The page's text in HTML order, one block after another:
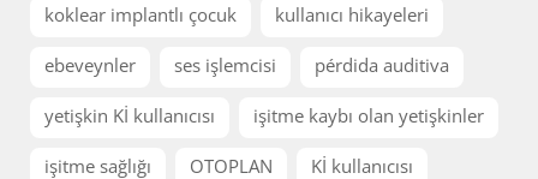
koklear implantlı çocuk kullanıcı hikayeleri
ebeveynler ses işlemcisi pérdida auditiva
yetişkin Kİ kullanıcısı işitme kaybı olan yetişkinler
işitme sağlığı OTOPLAN Kİ kullanıcısı